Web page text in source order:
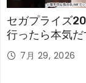
セガプライズ
行ったら本気
アが登場！
7月 29, 2026